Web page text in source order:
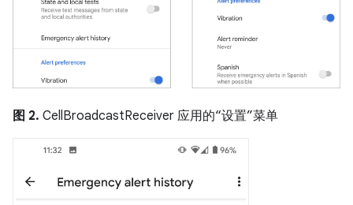
图 2. CellBroadcastReceiver 应用的“设置”菜单